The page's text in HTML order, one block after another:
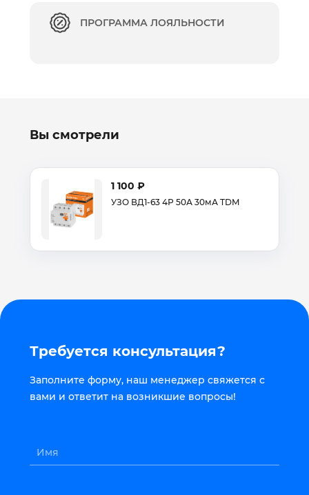
ПРОГРАММА ЛОЯЛЬНОСТИ
Вы смотрели
1 100 ₽
УЗО ВД1-63 4Р 50А 30мА TDM
Требуется консультация?
Заполните форму, наш менеджер свяжется с
вами и ответит на возникшие вопросы!
Имя